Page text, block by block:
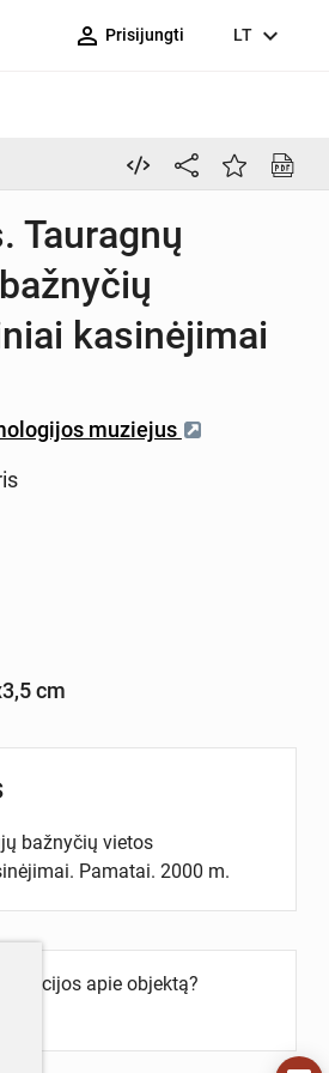
person_outline Prisijungti LT expand_more
Tauragnų
kasinėjimai
muziejus
cm
bažnyčių vietos
Pamatai. 2000 m.
apie objektą?